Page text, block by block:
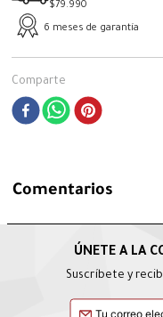
$79.990
6 meses de garantía
Comparte
Comentarios
Suscríbete y